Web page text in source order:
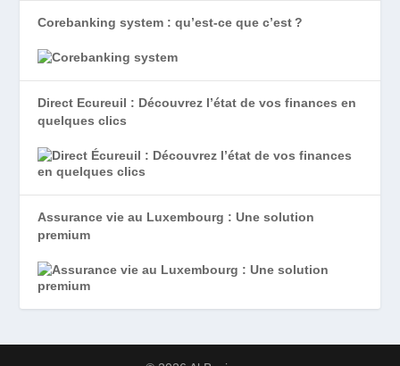
Corebanking system : qu’est-ce que c’est ?
Direct Ecureuil : Découvrez l’état de vos finances en
quelques clics
Assurance vie au Luxembourg : Une solution
premium